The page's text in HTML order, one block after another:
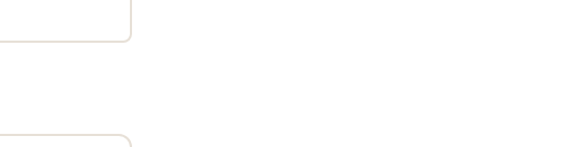
Auto
beach.